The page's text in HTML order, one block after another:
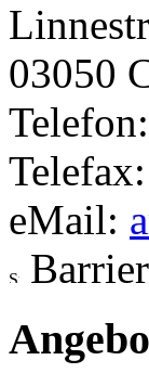
03050
eMail: